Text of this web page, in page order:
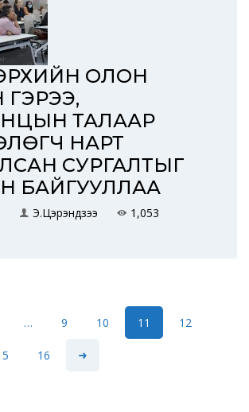
ОЛОН
ТАЛААР
НАРТ
СУРГАЛТЫГ
БАЙГУУЛЛАА
Э.Цэрэндүзээ 1,053
… 9 10 11 12
16